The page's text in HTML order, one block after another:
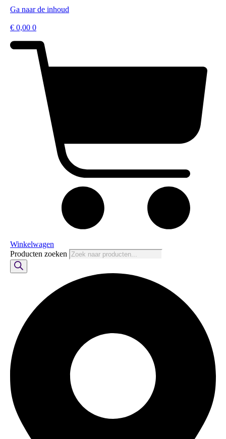
Ga naar de inhoud
€ 0,00 0
Winkelwagen
Producten zoeken